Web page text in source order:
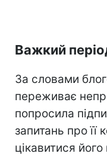
Важкий
За словами
переживає
попросила
запитань про
цікавитися